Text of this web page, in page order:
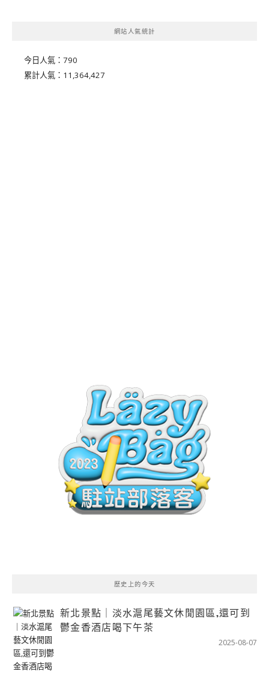
網站人氣統計
今日人氣： 790
累計人氣： 11,364,427
歷史上的今天
新北景點｜淡水滬尾藝文休閒園區,還可到
鬱金香酒店喝下午茶
2025-08-07